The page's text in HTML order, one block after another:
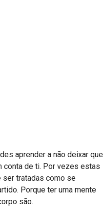
aprender a não deixar que
de ti. Por vezes estas
ser tratadas como se
Porque ter uma mente
são.